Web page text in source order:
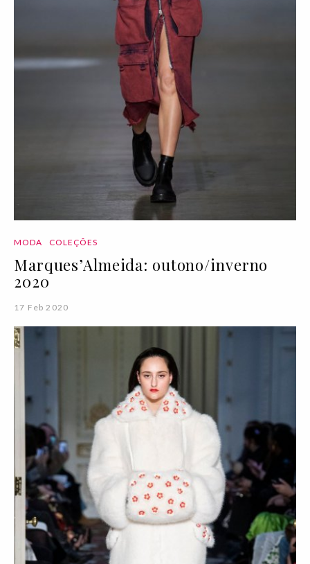
MODA COLEÇÕES
Marques’Almeida: outono/inverno
2020
17 Feb 2020